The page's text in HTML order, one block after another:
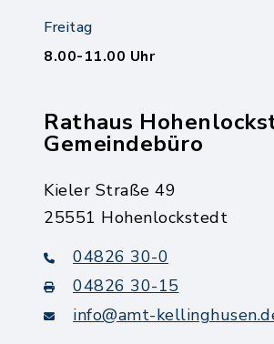
Freitag
8.00-11.00 Uhr
Rathaus
Gemeindebüro
Kieler Straße 49
25551 Hohenlockstedt
04826 30-0
04826 30-15
info@amt-